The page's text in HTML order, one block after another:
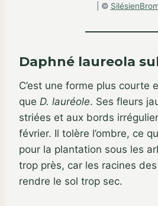
| ©
Daphné laureola
C’est une forme plus courte
que D. lauréole. Ses fleurs
striées et aux bords
février. Il tolère l’ombre, ce
pour la plantation sous les
trop près, car les racines
rendre le sol trop sec.